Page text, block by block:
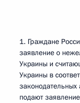
1. Граждане
заявление о
Украины и
Украины в
подают